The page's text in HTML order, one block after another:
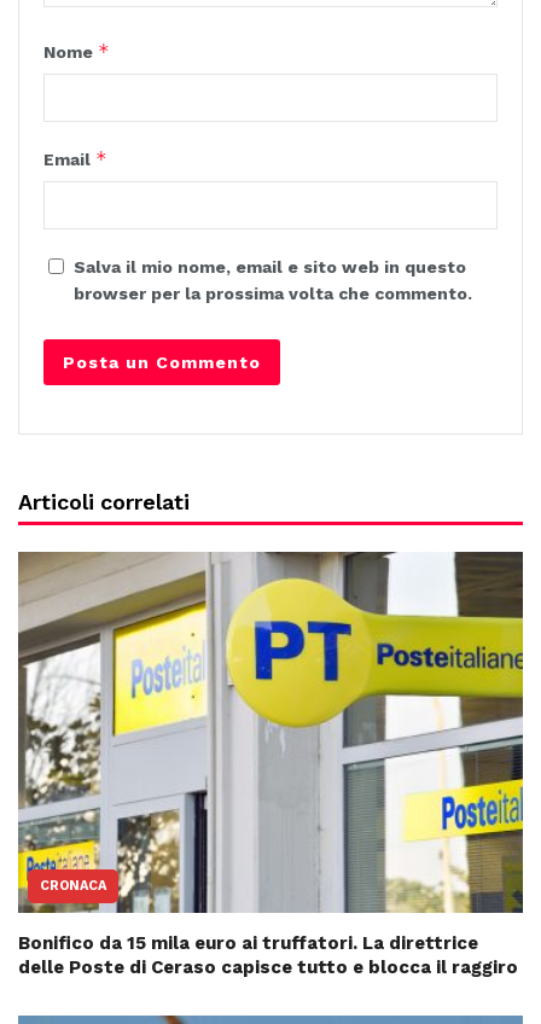
Nome *
Email *
Salva il mio nome, email e sito web in questo
browser per la prossima volta che commento.
Articoli correlati
CRONACA
Bonifico da 15 mila euro ai truffatori. La direttrice
delle Poste di Ceraso capisce tutto e blocca il raggiro